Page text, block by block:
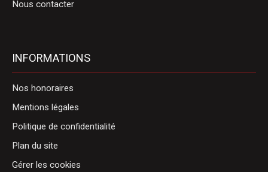
Nous contacter
INFORMATIONS
Nos honoraires
Mentions légales
Politique de confidentialité
Plan du site
Gérer les cookies